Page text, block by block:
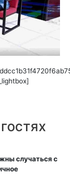
случаться с